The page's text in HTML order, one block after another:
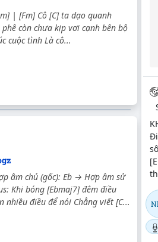
| [Fm] Cô [C] ta dạo quanh
còn chưa kịp vơi cạnh bên bộ
cuộc tình Là cô...
âm chủ (gốc): Eb → Hợp âm sử
Khi bóng [Ebmaj7] đêm điều
nhiều điều để nói Chẳng viết [C...